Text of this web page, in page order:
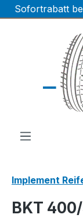
Zum Hauptinhalt
Sofortrabatt
Implement
BKT